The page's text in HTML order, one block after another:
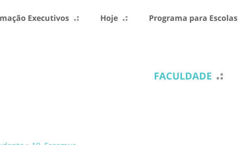
Executivos Hoje Programa para Escolas
FACULDADE